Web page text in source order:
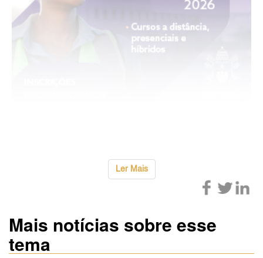
Ler Mais
Mais notícias sobre esse
tema